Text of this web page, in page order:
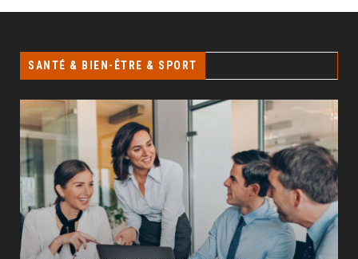
SANTÉ & BIEN-ÊTRE & SPORT
GÉO SEO : UN LEVIER INCONTOURNABLE POUR
LA VISIBILITÉ LOCALE
BUSINESS